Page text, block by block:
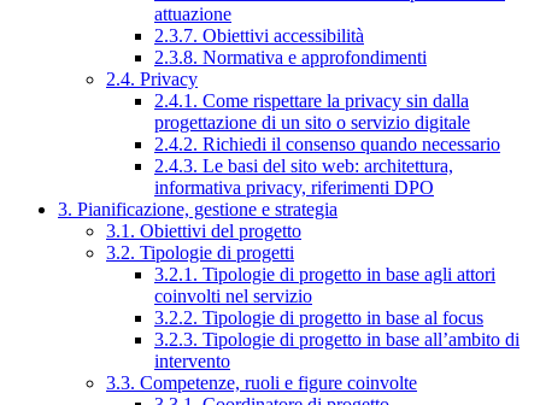
attuazione
2.3.7. Obiettivi accessibilità
2.3.8. Normativa e approfondimenti
2.4. Privacy
2.4.1. Come rispettare la privacy sin dalla
progettazione di un sito o servizio digitale
2.4.2. Richiedi il consenso quando necessario
2.4.3. Le basi del sito web: architettura,
informativa privacy, riferimenti DPO
3. Pianificazione, gestione e strategia
3.1. Obiettivi del progetto
3.2. Tipologie di progetti
3.2.1. Tipologie di progetto in base agli attori
coinvolti nel servizio
3.2.2. Tipologie di progetto in base al focus
3.2.3. Tipologie di progetto in base all’ambito di
intervento
3.3. Competenze, ruoli e figure coinvolte